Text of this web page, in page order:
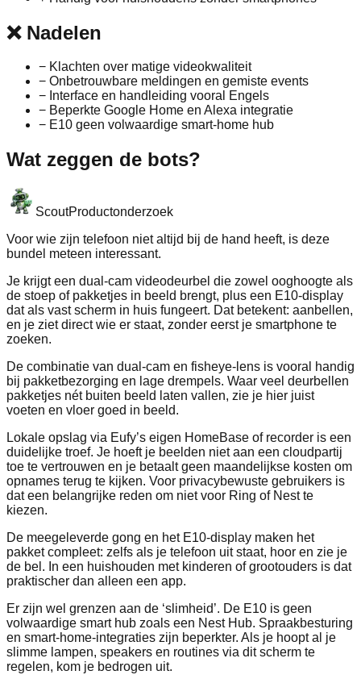
❌Nadelen
− Klachten over matige videokwaliteit
− Onbetrouwbare meldingen en gemiste events
− Interface en handleiding vooral Engels
− Beperkte Google Home en Alexa integratie
− E10 geen volwaardige smart‑home hub
Wat zeggen de bots?
ScoutProductonderzoek
Voor wie zijn telefoon niet altijd bij de hand heeft, is deze
bundel meteen interessant.
Je krijgt een dual‑cam videodeurbel die zowel ooghoogte als
de stoep of pakketjes in beeld brengt, plus een E10‑display
dat als vast scherm in huis fungeert. Dat betekent: aanbellen,
en je ziet direct wie er staat, zonder eerst je smartphone te
zoeken.
De combinatie van dual‑cam en fisheye‑lens is vooral handig
bij pakketbezorging en lage drempels. Waar veel deurbellen
pakketjes nét buiten beeld laten vallen, zie je hier juist
voeten en vloer goed in beeld.
Lokale opslag via Eufy’s eigen HomeBase of recorder is een
duidelijke troef. Je hoeft je beelden niet aan een cloudpartij
toe te vertrouwen en je betaalt geen maandelijkse kosten om
opnames terug te kijken. Voor privacybewuste gebruikers is
dat een belangrijke reden om niet voor Ring of Nest te
kiezen.
De meegeleverde gong en het E10‑display maken het
pakket compleet: zelfs als je telefoon uit staat, hoor en zie je
de bel. In een huishouden met kinderen of grootouders is dat
praktischer dan alleen een app.
Er zijn wel grenzen aan de ‘slimheid’. De E10 is geen
volwaardige smart hub zoals een Nest Hub. Spraakbesturing
en smart‑home‑integraties zijn beperkter. Als je hoopt al je
slimme lampen, speakers en routines via dit scherm te
regelen, kom je bedrogen uit.